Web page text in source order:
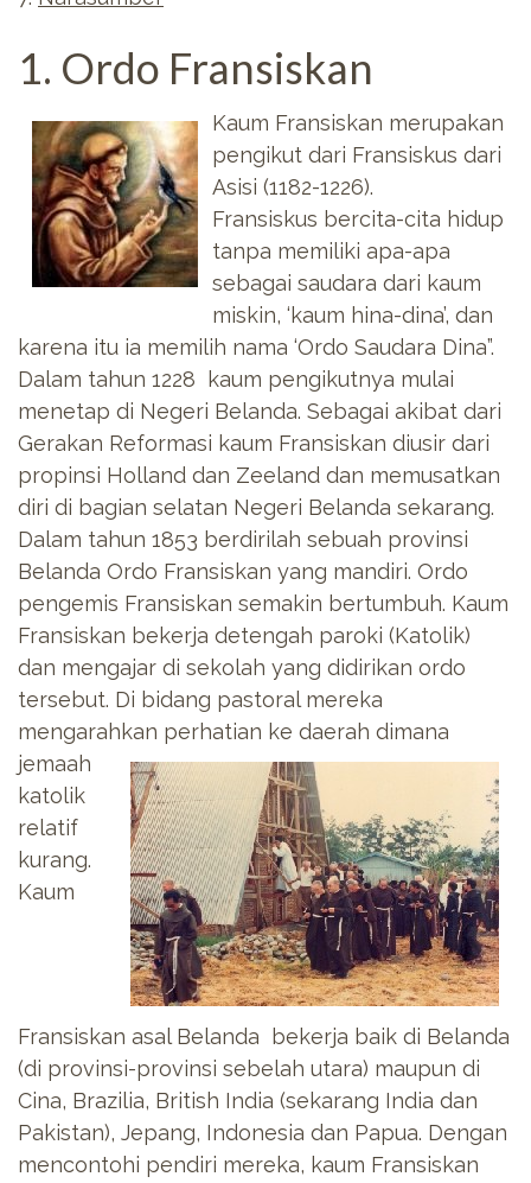
1. Ordo Fransiskan
Kaum Fransiskan merupakan
pengikut dari Fransiskus dari
Asisi (1182-1226).
Fransiskus bercita-cita hidup
tanpa memiliki apa-apa
sebagai saudara dari kaum
miskin, ‘kaum hina-dina’, dan
karena itu ia memilih nama ‘Ordo Saudara Dina”.
Dalam tahun 1228 kaum pengikutnya mulai
menetap di Negeri Belanda. Sebagai akibat dari
Gerakan Reformasi kaum Fransiskan diusir dari
propinsi Holland dan Zeeland dan memusatkan
diri di bagian selatan Negeri Belanda sekarang.
Dalam tahun 1853 berdirilah sebuah provinsi
Belanda Ordo Fransiskan yang mandiri. Ordo
pengemis Fransiskan semakin bertumbuh. Kaum
Fransiskan bekerja detengah paroki (Katolik)
dan mengajar di sekolah yang didirikan ordo
tersebut. Di bidang pastoral mereka
mengarahkan perhatian ke daerah dimana
jemaah
katolik
relatif
kurang.
Kaum
Fransiskan asal Belanda bekerja baik di Belanda
(di provinsi-provinsi sebelah utara) maupun di
Cina, Brazilia, British India (sekarang India dan
Pakistan), Jepang, Indonesia dan Papua. Dengan
mencontohi pendiri mereka, kaum Fransiskan